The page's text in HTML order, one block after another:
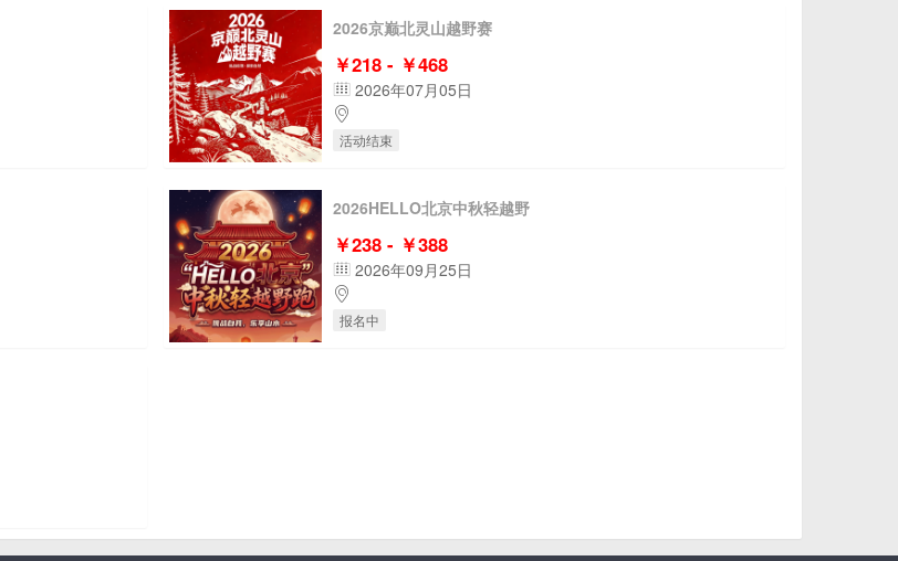
2026京巅北灵山越野赛
￥218 - ￥468
2026年07月05日
活动结束
2026HELLO北京中秋轻越野
￥238 - ￥388
2026年09月25日
报名中